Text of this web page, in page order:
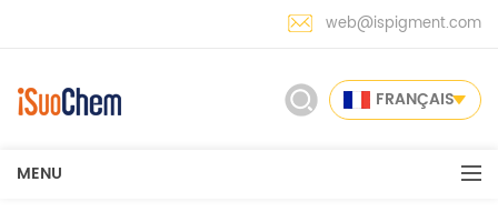
web@ispigment.com
FRANÇAIS
MENU